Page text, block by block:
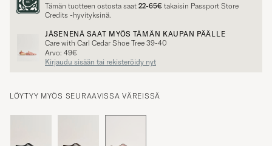
Tämän tuotteen ostosta saat 22-65€ takaisin Passport Store
Credits -hyvityksinä.
JÄSENENÄ SAAT MYÖS TÄMÄN KAUPAN PÄÄLLE
Care with Carl Cedar Shoe Tree 39-40
Arvo: 49€
Kirjaudu sisään tai rekisteröidy nyt
LÖYTYY MYÖS SEURAAVISSA VÄREISSÄ